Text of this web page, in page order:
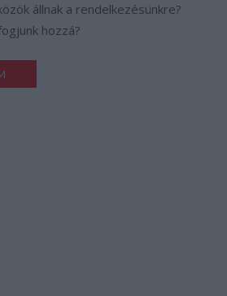
állnak a rendelkezésünkre?
hozzá?